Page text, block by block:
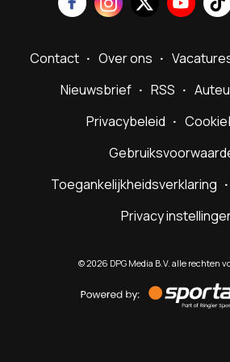
Contact Over ons
Nieuwsbrief
RSS
Privacybeleid
Toegankelijkheidsverklaring
Privacy
©2026 DPG Media B.V. alle rechten
by
Sportal365